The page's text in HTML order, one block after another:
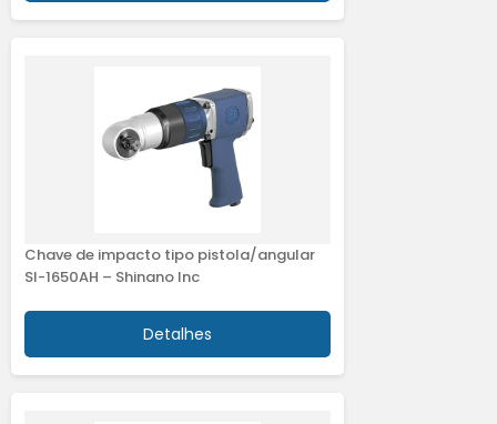
Chave de impacto tipo pistola/angular
SI-1650AH – Shinano Inc
Detalhes